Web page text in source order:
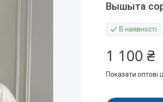
Вышыта
В наявності
1 100 ₴
Показати оптові